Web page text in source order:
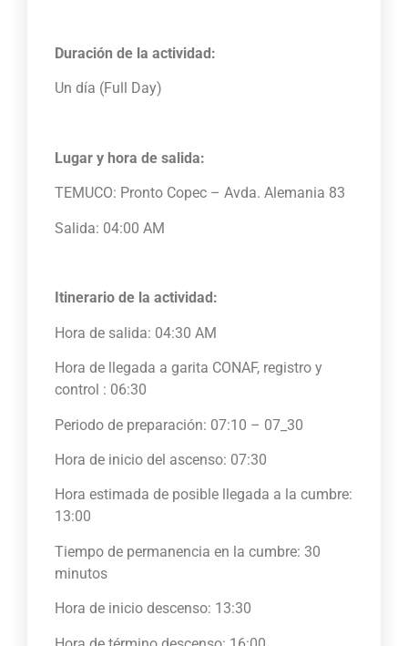
Duración de la actividad:
Un día (Full Day)
Lugar y hora de salida:
TEMUCO: Pronto Copec – Avda. Alemania 83
Salida: 04:00 AM
Itinerario de la actividad:
Hora de salida: 04:30 AM
Hora de llegada a garita CONAF, registro y
control : 06:30
Periodo de preparación: 07:10 – 07_30
Hora de inicio del ascenso: 07:30
Hora estimada de posible llegada a la cumbre:
13:00
Tiempo de permanencia en la cumbre: 30
minutos
Hora de inicio descenso: 13:30